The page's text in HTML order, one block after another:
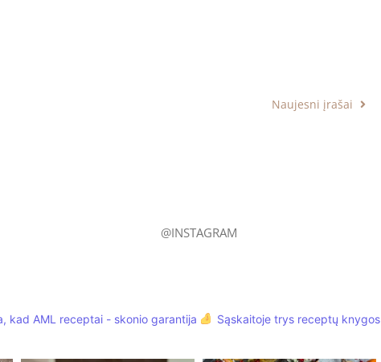
Naujesni įrašai
@INSTAGRAM
kad AML receptai - skonio garantija Sąskaitoje trys receptų knygos